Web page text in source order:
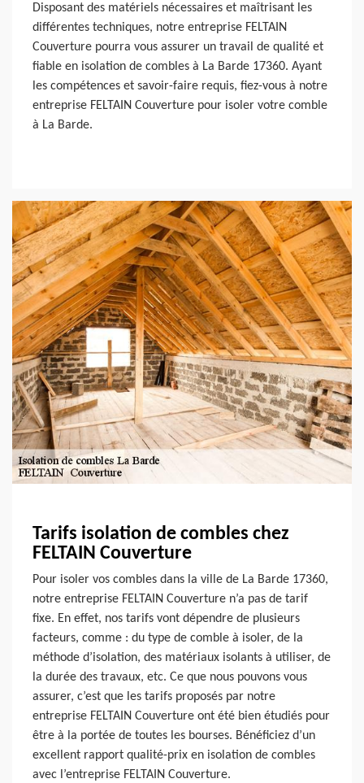
Disposant des matériels nécessaires et maîtrisant les
différentes techniques, notre entreprise FELTAIN
Couverture pourra vous assurer un travail de qualité et
fiable en isolation de combles à La Barde 17360. Ayant
les compétences et savoir-faire requis, fiez-vous à notre
entreprise FELTAIN Couverture pour isoler votre comble
à La Barde.
Tarifs isolation de combles chez
FELTAIN Couverture
Pour isoler vos combles dans la ville de La Barde 17360,
notre entreprise FELTAIN Couverture n’a pas de tarif
fixe. En effet, nos tarifs vont dépendre de plusieurs
facteurs, comme : du type de comble à isoler, de la
méthode d’isolation, des matériaux isolants à utiliser, de
la durée des travaux, etc. Ce que nous pouvons vous
assurer, c’est que les tarifs proposés par notre
entreprise FELTAIN Couverture ont été bien étudiés pour
être à la portée de toutes les bourses. Bénéficiez d’un
excellent rapport qualité-prix en isolation de combles
avec l’entreprise FELTAIN Couverture.